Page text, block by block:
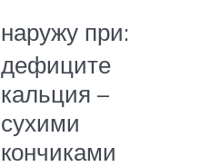
наружу при:
дефиците
кальция –
сухими
кончиками